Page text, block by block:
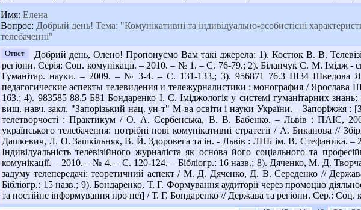
Имя: Елена
Вопрос: Добрый день! Тема: "Комунікативні та індивідуально-особистісні
телебаченні"
Ответ
Добрий день, Олено! Пропонуємо Вам такі джерела: 1). Костюк В. В.
регіони. Серія: Соц. комунікації. – 2010. – № 1. – С. 76-79.; 2). Біланчук С. М. Імідж -
Гуманітар. науки. – 2009. – № 3-4. – С. 131-133.; 3). 956871 76.3 Ш34
педагогические аспекты телевидения и тележурналистики : монография /
163.; 4). 983585 88.5 Б81 Бондаренко І. С. Іміджологія у системі гуманітарних
вищ. навч. закл. "Запорізький нац. ун-т" М-ва освіти і науки України. –
телетворчості : Практикум / О. А. Сербенська, В. В. Бабенко. – Львів : ПАІС,
українського телебачення: потрібні нові комунікативні стратегії / А. Биканова //
Дашкевич, Л. О. Зашкільняк, В. Й. Здоровега та ін. - Львів : ЛНБ ім. В. Стефаника.
Індивідуальність телевізійного журналіста як основа його соціального та
комунікації. – 2010. – № 4. – С. 120-124. – Бібліогр.: 16 назв.; 8). Дяченко, М. Д. Творча
задуму телепередачі: теоретичний аспект / М. Д. Дяченко, Д. В. Середенко //
Бібліогр.: 15 назв.; 9). Бондаренко, Т. Г. Формування аудиторії через промоцію
та постійне інформування про неї] / Т. Г. Бондаренко // Держава та регіони. Сер.: Соц.